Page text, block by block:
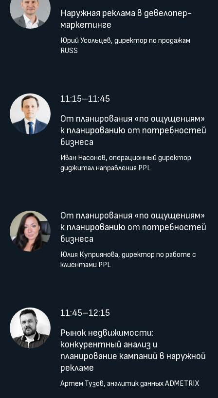
Наружная реклама в девелопер-
маркетинге
Юрий Усольцев, директор по продажам
RUSS
11:15–11:45
От планирования «по ощущениям»
к планированию от потребностей
бизнеса
Иван Насонов, операционный директор
диджитал направления PPL
От планирования «по ощущениям»
к планированию от потребностей
бизнеса
Юлия Куприянова, директор по работе с
клиентами PPL
11:45–12:15
Рынок недвижимости:
конкурентный анализ и
планирование кампаний в наружной
рекламе
Артем Тузов, аналитик данных ADMETRIX